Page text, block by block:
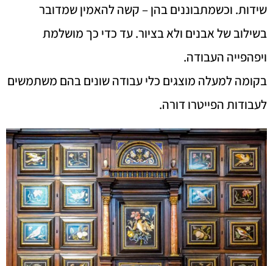
שידות. וכשמתבוננים בהן – קשה להאמין שמדובר
בשילוב של אבנים ולא בציור. עד כדי כך מושלמת
ויפהפייה העבודה.
בקומה למעלה מוצגים כלי עבודה שונים בהם משתמשים
לעבודות הפייטרו דורה.